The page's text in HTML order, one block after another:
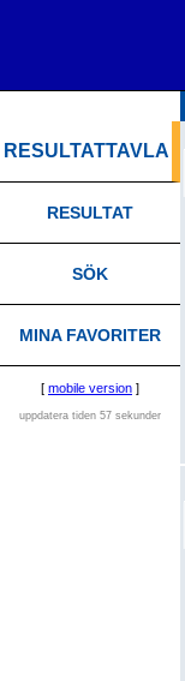
RESULTATTAVLA
RESULTAT
SÖK
MINA FAVORITER
[ mobile version ]
uppdatera tiden 57 sekunder